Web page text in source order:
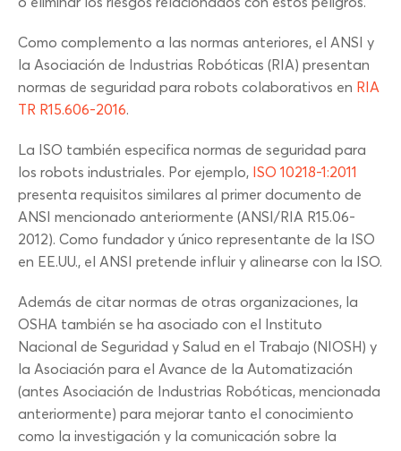
o eliminar los riesgos relacionados con estos peligros.
Como complemento a las normas anteriores, el ANSI y
la Asociación de Industrias Robóticas (RIA) presentan
normas de seguridad para robots colaborativos en RIA
TR R15.606-2016.
La ISO también especifica normas de seguridad para
los robots industriales. Por ejemplo, ISO 10218-1:2011
presenta requisitos similares al primer documento de
ANSI mencionado anteriormente (ANSI/RIA R15.06-
2012). Como fundador y único representante de la ISO
en EE.UU., el ANSI pretende influir y alinearse con la ISO.
Además de citar normas de otras organizaciones, la
OSHA también se ha asociado con el Instituto
Nacional de Seguridad y Salud en el Trabajo (NIOSH) y
la Asociación para el Avance de la Automatización
(antes Asociación de Industrias Robóticas, mencionada
anteriormente) para mejorar tanto el conocimiento
como la investigación y la comunicación sobre la